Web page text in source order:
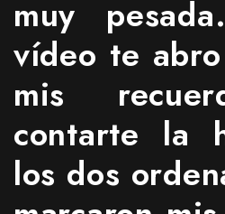
muy
vídeo te
mis
contarte la
los dos